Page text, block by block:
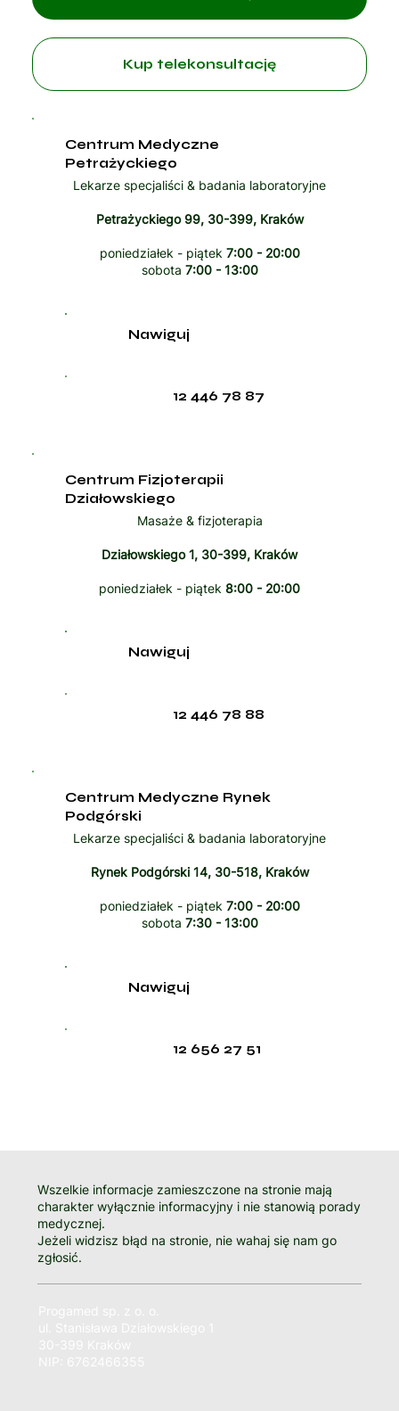
Kup telekonsultację
Centrum Medyczne
Petrażyckiego
Lekarze specjaliści & badania laboratoryjne
Petrażyckiego 99, 30-399, Kraków
poniedziałek - piątek 7:00 - 20:00
sobota 7:00 - 13:00
12 446 78 87
Nawiguj
Centrum Fizjoterapii
Działowskiego
Masaże & fizjoterapia
Działowskiego 1, 30-399, Kraków
poniedziałek - piątek 8:00 - 20:00
12 446 78 88
Nawiguj
Centrum Medyczne Rynek
Podgórski
Lekarze specjaliści & badania laboratoryjne
Rynek Podgórski 14, 30-518, Kraków
poniedziałek - piątek 7:00 - 20:00
sobota 7:30 - 13:00
12 656 27 51
Nawiguj
Wszelkie informacje zamieszczone na stronie mają
charakter wyłącznie informacyjny i nie stanowią porady
medycznej.
Jeżeli widzisz błąd na stronie, nie wahaj się nam go
zgłosić.